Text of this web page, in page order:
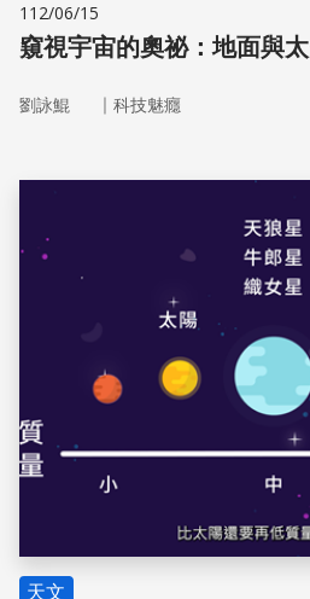
112/06/15
窺視宇宙的奧祕：地面與
劉詠鯤 ｜ 科技魅癮
天文